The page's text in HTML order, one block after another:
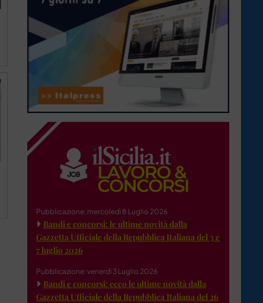
Pubblicazione: mercoledì 8 Luglio 2026
Bandi e concorsi: le ultime novità dalla
Gazzetta Ufficiale della Repubblica Italiana del 3 e
7 luglio 2026
Pubblicazione: venerdì 3 Luglio 2026
Bandi e concorsi: ecco le ultime novità dalla
Gazzetta Ufficiale della Repubblica Italiana del 26